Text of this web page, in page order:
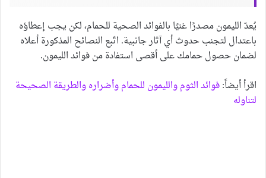
يُعدّ الليمون مصدرًا غنيًا بالفوائد الصحية للحمام، لكن يجب إعطاؤه
باعتدال لتجنب حدوث أي آثار جانبية. اتّبع النصائح المذكورة أعلاه
لضمان حصول حمامك على أقصى استفادة من فوائد الليمون.
اقرأ أيضاً:فوائد الثوم والليمون للحمام وأضراره والطريقة الصحيحة
لتناوله